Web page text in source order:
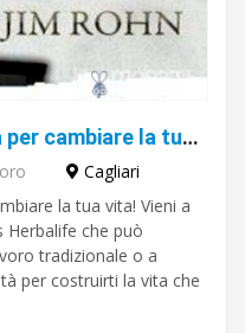
Il Business anche da casa per cambiare la tua vita!
Cagliari
la tua vita! Vieni a
Herbalife che può
tradizionale o a
per costruirti la vita che